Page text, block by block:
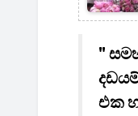
"
එක